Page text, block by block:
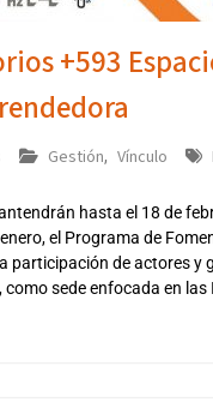
+593
Gestión, Vínculo
hasta el 18 de
el Programa de
participación de actores
sede enfocada en